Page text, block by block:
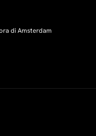
(Coordinated
(Coordinated
di Amsterdam